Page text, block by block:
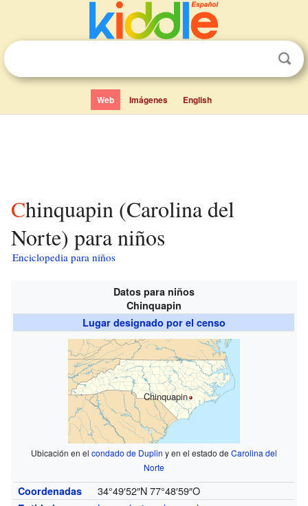
Web Imágenes English
Chinquapin (Carolina del
Norte) para niños
Enciclopedia para niños
Datos para niños
Chinquapin
Lugar designado por el censo
Chinquapin
Ubicación en el condado de Duplin y en el estado de Carolina del
Norte
Coordenadas 34°49′52″N 77°48′59″O